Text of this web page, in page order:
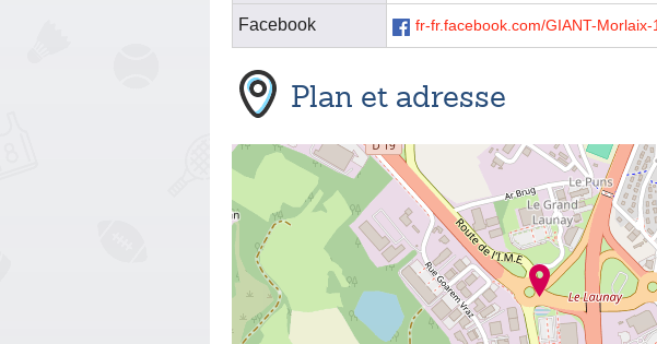
Facebook fr-fr.facebook.com/GIANT-Morlaix-
Plan et adresse